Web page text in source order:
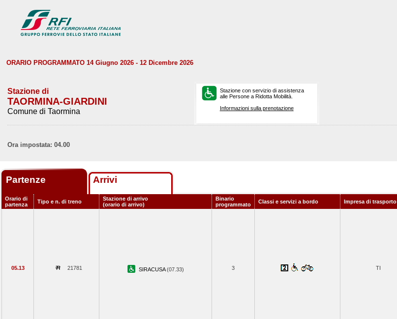
ORARIO PROGRAMMATO 14 Giugno 2026 - 12 Dicembre 2026
Stazione di
TAORMINA-GIARDINI
Comune di Taormina
Stazione con servizio di assistenza
alle Persone a Ridotta Mobilità.
Informazioni sulla prenotazione
Ora impostata: 04.00
Partenze Arrivi
Orario di
partenza
Tipo e n. di treno
Stazione di arrivo
(orario di arrivo)
Binario
programmato
Classi e servizi a bordo Impresa di trasporto
05.13 21781 SIRACUSA(07.33) 3 TI